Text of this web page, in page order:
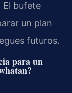
El bufete
un plan
futuros.
para un